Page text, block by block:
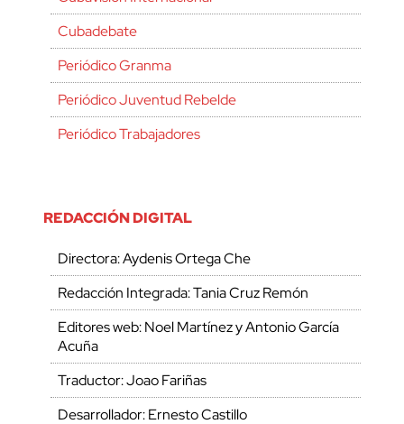
Cubadebate
Periódico Granma
Periódico Juventud Rebelde
Periódico Trabajadores
REDACCIÓN DIGITAL
Directora: Aydenis Ortega Che
Redacción Integrada: Tania Cruz Remón
Editores web: Noel Martínez y Antonio García
Acuña
Traductor: Joao Fariñas
Desarrollador: Ernesto Castillo